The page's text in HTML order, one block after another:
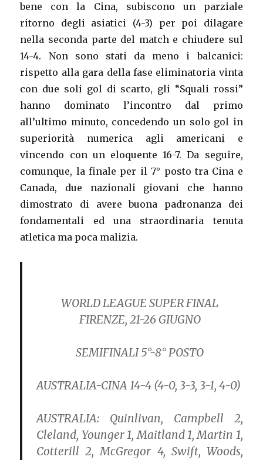
bene con la Cina, subiscono un parziale
ritorno degli asiatici (4-3) per poi dilagare
nella seconda parte del match e chiudere sul
14-4. Non sono stati da meno i balcanici:
rispetto alla gara della fase eliminatoria vinta
con due soli gol di scarto, gli “Squali rossi”
hanno dominato l’incontro dal primo
all’ultimo minuto, concedendo un solo gol in
superiorità numerica agli americani e
vincendo con un eloquente 16-7. Da seguire,
comunque, la finale per il 7° posto tra Cina e
Canada, due nazionali giovani che hanno
dimostrato di avere buona padronanza dei
fondamentali ed una straordinaria tenuta
atletica ma poca malizia.
WORLD LEAGUE SUPER FINAL
FIRENZE, 21-26 GIUGNO
SEMIFINALI 5°-8° POSTO
AUSTRALIA-CINA 14-4 (4-0, 3-3, 3-1, 4-0)
AUSTRALIA: Quinlivan, Campbell 2,
Cleland, Younger 1, Maitland 1, Martin 1,
Cotterill 2, McGregor 4, Swift, Woods,